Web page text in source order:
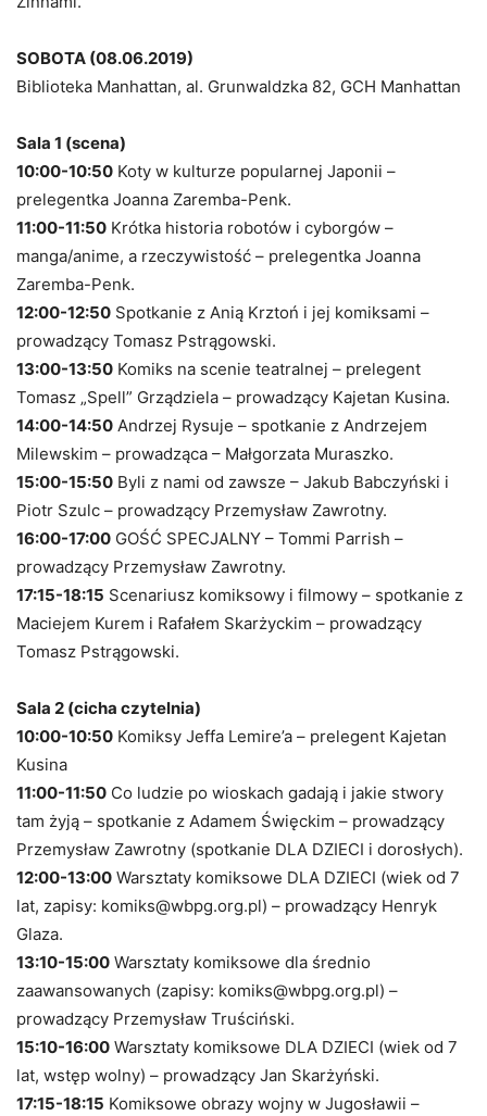
SOBOTA (08.06.2019)
Biblioteka Manhattan, al. Grunwaldzka 82, GCH Manhattan
Sala 1 (scena)
10:00-10:50 Koty w kulturze popularnej Japonii –
prelegentka Joanna Zaremba-Penk.
11:00-11:50 Krótka historia robotów i cyborgów –
manga/anime, a rzeczywistość – prelegentka Joanna
Zaremba-Penk.
12:00-12:50 Spotkanie z Anią Krztoń i jej komiksami –
prowadzący Tomasz Pstrągowski.
13:00-13:50 Komiks na scenie teatralnej – prelegent
Tomasz „Spell” Grządziela – prowadzący Kajetan Kusina.
14:00-14:50 Andrzej Rysuje – spotkanie z Andrzejem
Milewskim – prowadząca – Małgorzata Muraszko.
15:00-15:50 Byli z nami od zawsze – Jakub Babczyński i
Piotr Szulc – prowadzący Przemysław Zawrotny.
16:00-17:00 GOŚĆ SPECJALNY – Tommi Parrish –
prowadzący Przemysław Zawrotny.
17:15-18:15 Scenariusz komiksowy i filmowy – spotkanie z
Maciejem Kurem i Rafałem Skarżyckim – prowadzący
Tomasz Pstrągowski.
Sala 2 (cicha czytelnia)
10:00-10:50 Komiksy Jeffa Lemire’a – prelegent Kajetan
Kusina
11:00-11:50 Co ludzie po wioskach gadają i jakie stwory
tam żyją – spotkanie z Adamem Święckim – prowadzący
Przemysław Zawrotny (spotkanie DLA DZIECI i dorosłych).
12:00-13:00 Warsztaty komiksowe DLA DZIECI (wiek od 7
lat, zapisy: komiks@wbpg.org.pl) – prowadzący Henryk
Glaza.
13:10-15:00 Warsztaty komiksowe dla średnio
zaawansowanych (zapisy: komiks@wbpg.org.pl) –
prowadzący Przemysław Truściński.
15:10-16:00 Warsztaty komiksowe DLA DZIECI (wiek od 7
lat, wstęp wolny) – prowadzący Jan Skarżyński.
17:15-18:15 Komiksowe obrazy wojny w Jugosławii –